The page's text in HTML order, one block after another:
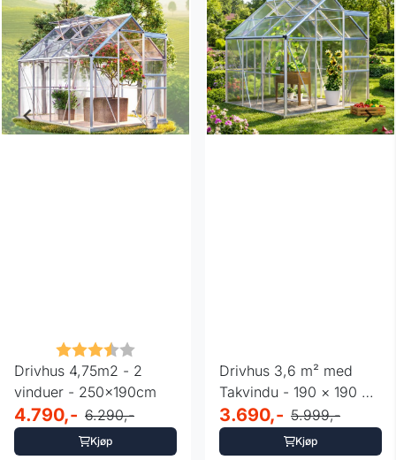
Karakter:
Drivhus 4,75m2 - 2
vinduer - 250x190cm
4.790,- 6.290,-
Kjøp
Drivhus 3,6 m² med
Takvindu - 190 × 190 ×
195 cm
3.690,- 5.999,-
Kjøp